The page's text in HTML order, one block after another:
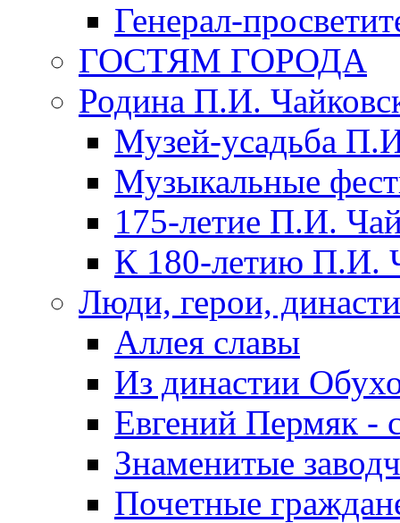
Генерал-
ГОСТЯМ ГОРОДА
Родина П.И.
Музей-усадьба
Музыкальные
175-летие П.И.
К 180-летию П.И.
Люди, герои,
Аллея славы
Из династии
Евгений Пермяк -
Знаменитые
Почетные